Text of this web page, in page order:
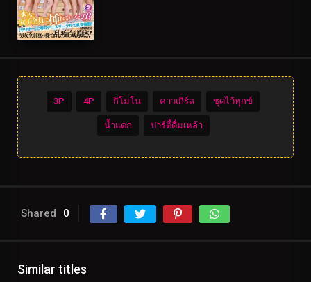
3P 4P กิโมโน คาวเกิร์ล ชุดไว้ทุกข์
น้ำแตก ปาร์ตี้ดื่มเหล้า
Shared 0
Similar titles